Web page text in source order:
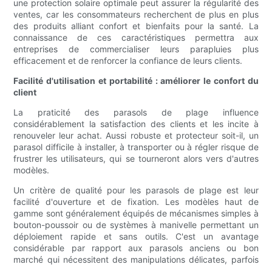
une protection solaire optimale peut assurer la régularité des
ventes, car les consommateurs recherchent de plus en plus
des produits alliant confort et bienfaits pour la santé. La
connaissance de ces caractéristiques permettra aux
entreprises de commercialiser leurs parapluies plus
efficacement et de renforcer la confiance de leurs clients.
Facilité d'utilisation et portabilité : améliorer le confort du
client
La praticité des parasols de plage influence
considérablement la satisfaction des clients et les incite à
renouveler leur achat. Aussi robuste et protecteur soit-il, un
parasol difficile à installer, à transporter ou à régler risque de
frustrer les utilisateurs, qui se tourneront alors vers d'autres
modèles.
Un critère de qualité pour les parasols de plage est leur
facilité d'ouverture et de fixation. Les modèles haut de
gamme sont généralement équipés de mécanismes simples à
bouton-poussoir ou de systèmes à manivelle permettant un
déploiement rapide et sans outils. C'est un avantage
considérable par rapport aux parasols anciens ou bon
marché qui nécessitent des manipulations délicates, parfois